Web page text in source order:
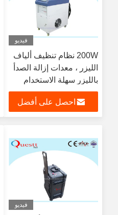
فيديو
200W نظام تنظيف ألياف
الليزر ، معدات إزالة الصدأ
بالليزر سهلة الاستخدام
احصل على أفضل
فيديو